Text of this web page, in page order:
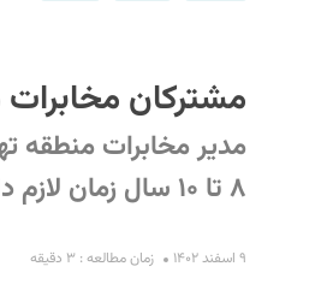
مشترکان مخابرات ماهانه ۷۰ گیگ
مدیر مخابرات منطقه
۸ تا ۱۰ سال زمان لازم دارد
۹ اسفند ۱۴۰۲ زمان مطالعه : ۳ دقیقه